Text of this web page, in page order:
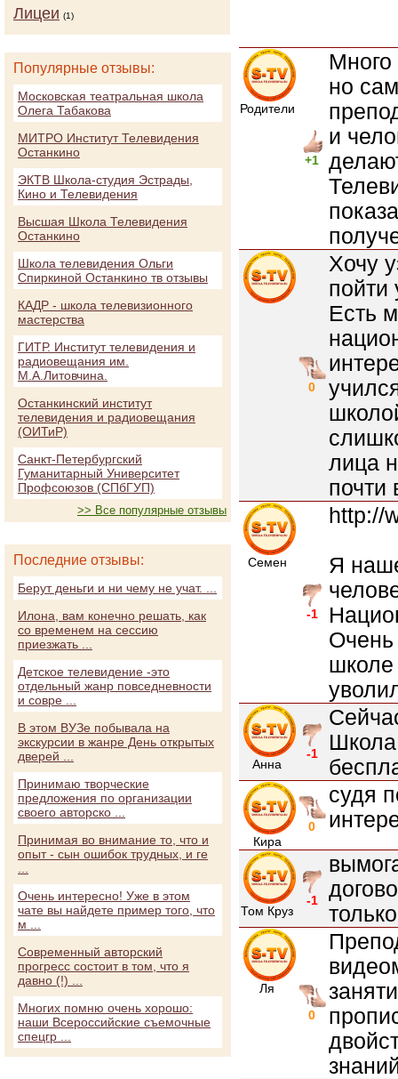
Родители
+1
Много
но
и
0
Хочу
пойти
Есть
лица
почти
Семен
-1
http://
Я
Очень
школе
Анна
-1
Кира
0
судя
Том Круз
-1
Ля
0
Лицеи (1)
Популярные отзывы:
Московская театральная школа
Олега Табакова
МИТРО Институт Телевидения
Останкино
ЭКТВ Школа-студия Эстрады,
Кино и Телевидения
Высшая Школа Телевидения
Останкино
Школа телевидения Ольги
Спиркиной Останкино тв отзывы
КАДР - школа телевизионного
мастерства
ГИТР. Институт телевидения и
радиовещания им.
М.А.Литовчина.
Останкинский институт
телевидения и радиовещания
(ОИТиР)
Санкт-Петербургский
Гуманитарный Университет
Профсоюзов (СПбГУП)
>> Все популярные отзывы
Последние отзывы:
Берут деньги и ни чему не учат. ...
Илона, вам конечно решать, как
со временем на сессию
приезжать ...
Детское телевидение -это
отдельный жанр повседневности
и совре ...
В этом ВУЗе побывала на
экскурсии в жанре День открытых
дверей ...
Принимаю творческие
предложения по организации
своего авторско ...
Принимая во внимание то, что и
опыт - сын ошибок трудных, и ге
Очень интересно! Уже в этом
чате вы найдете пример того, что
м ...
Современный авторский
прогресс состоит в том, что я
давно (!) ...
Многих помню очень хорошо:
наши Всероссийские съемочные
спецгр ...